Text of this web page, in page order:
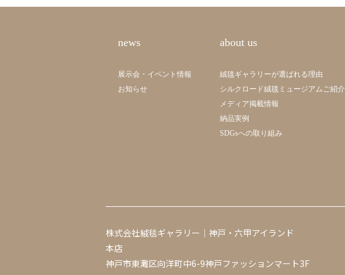
news
展示会・イベント情報
お知らせ
about us
絨毯ギャラリーが選ばれる理由
シルクロード絨毯ミュージアムご紹介
メディア掲載情報
納品実例
SDGsへの取り組み
株式会社絨毯ギャラリー｜神戸・六甲アイランド
本店
神戸市東灘区向洋町中6-9神戸ファッションマート3F